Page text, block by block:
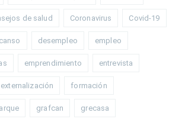
de salud Coronavirus Covid-19
desempleo empleo
emprendimiento entrevista
externalización formación
grafcan grecasa